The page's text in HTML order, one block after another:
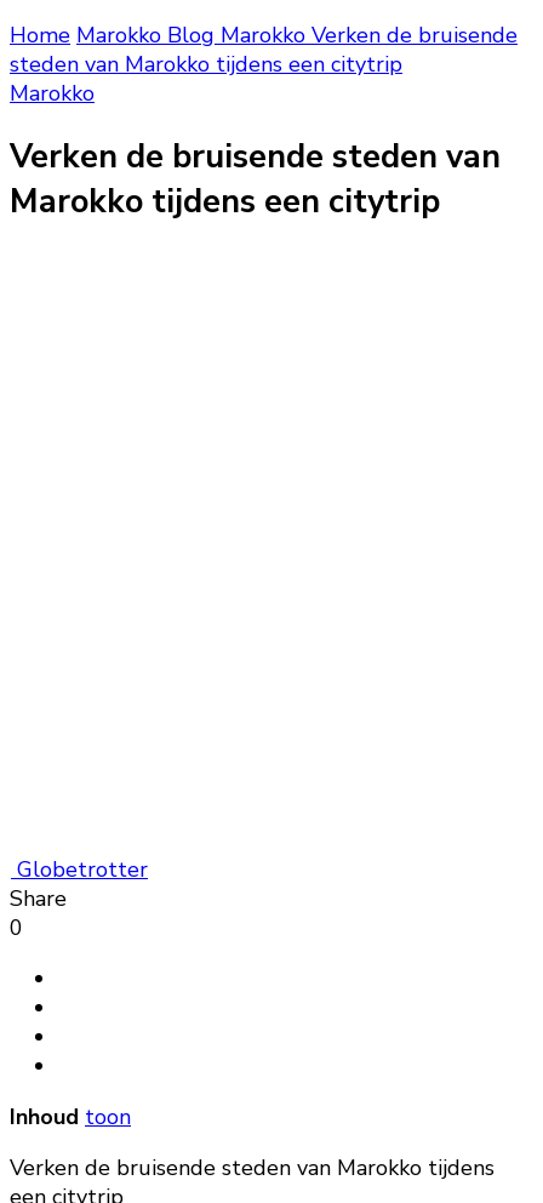
Home Marokko Blog Marokko Verken de bruisende
steden van Marokko tijdens een citytrip
Marokko
Verken de bruisende steden van
Marokko tijdens een citytrip
Globetrotter
Share
0
Inhoud toon
Verken de bruisende steden van Marokko tijdens
een citytrip